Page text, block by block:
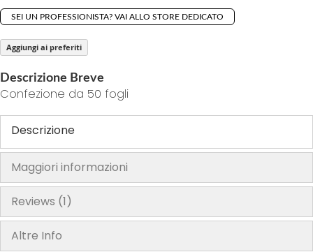
l
e
r
SEI UN PROFESSIONISTA? VAI ALLO STORE DEDICATO
Aggiungi ai preferiti
Descrizione Breve
Confezione da 50 fogli
Descrizione
Maggiori informazioni
Reviews 1
Altre Info